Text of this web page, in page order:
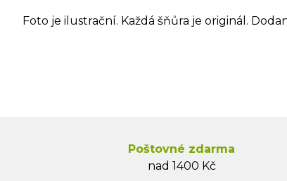
Foto je ilustrační. Každá šňůra je originál.
Poštovné zdarma
nad 1400 Kč